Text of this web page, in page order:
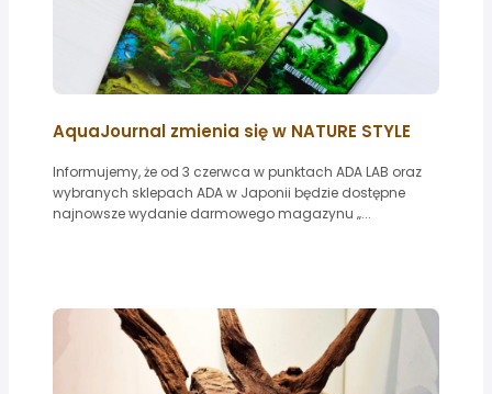
AquaJournal zmienia się w NATURE STYLE
Informujemy, że od 3 czerwca w punktach ADA LAB oraz
wybranych sklepach ADA w Japonii będzie dostępne
najnowsze wydanie darmowego magazynu „...